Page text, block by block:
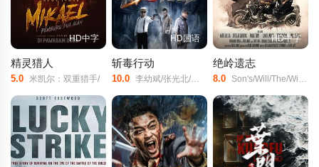
HD中字
精灵猎人
5.0 米凯尔：双重猎手/
HD国语
斩毒行动
10.0 李幼斌/张光北/李雨桐/
HD中字
绝岭遗志
8.0 Son's/Will/The/Will/of/the/Son/Sword/of/Vengeance/